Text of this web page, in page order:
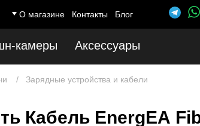
О магазине Контакты Блог
камеры Аксессуары
Зарядные устройства и кабели
Кабель EnergEA